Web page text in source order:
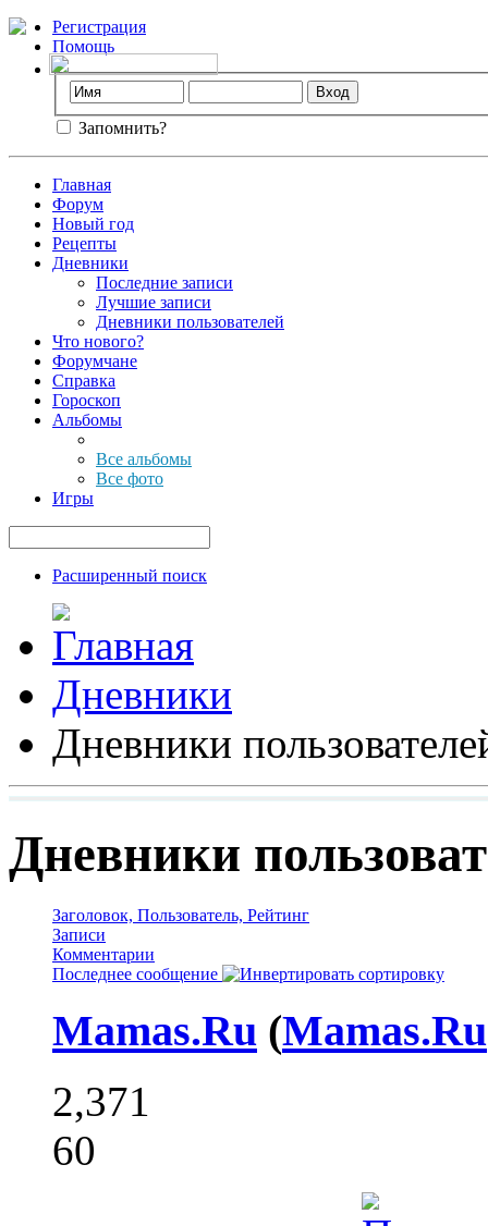
Регистрация
Помощь
Запомнить?
Главная
Форум
Новый год
Рецепты
Дневники
Последние записи
Лучшие записи
Дневники пользователей
Что нового?
Форумчане
Справка
Гороскоп
Альбомы
Все альбомы
Все фото
Игры
Расширенный поиск
Дневники
Дневники
Дневники
Заголовок, Пользователь, Рейтинг
Записи
Комментарии
Последнее сообщение
Mamas.Ru (Mamas.Ru
2,371
60